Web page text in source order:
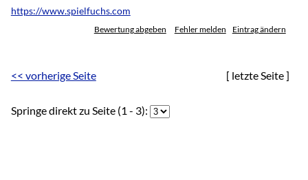
https://www.spielfuchs.com
Bewertung abgeben Fehler melden Eintrag ändern
<< vorherige Seite [ letzte Seite ]
Springe direkt zu Seite (1 - 3):